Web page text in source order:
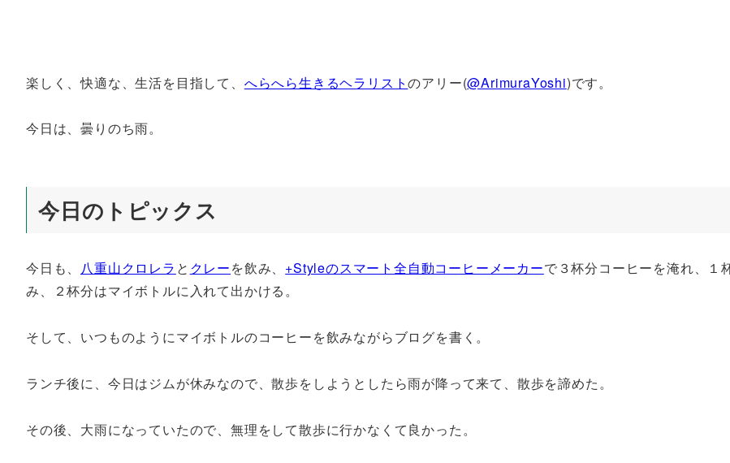
楽しく、快適な、生活を目指して、 へらへら生きるヘラリストのアリー(@ArimuraYoshi)です。
今日は、曇りのち雨。
今日のトピックス
今日も、 八重山クロレラ と クレーを飲み、 +Styleのスマート全自動コーヒーメーカーで３杯分コーヒーを淹れ、１
み、２杯分はマイボトルに入れて出かける。
そして、いつものようにマイボトルのコーヒーを飲みながらブログを書く。
ランチ後に、今日はジムが休みなので、散歩をしようとしたら雨が降って来て、散歩を諦めた。
その後、大雨になっていたので、無理をして散歩に行かなくて良かった。